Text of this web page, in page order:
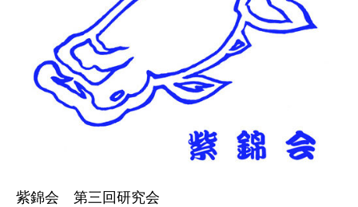
紫錦会 第三回研究会